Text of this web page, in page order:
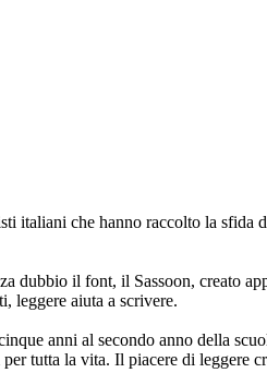
che hanno raccolto la sfida
il font, il Sassoon, creato
leggere aiuta a scrivere.
anni al secondo anno della
tutta la vita. Il piacere di leggere